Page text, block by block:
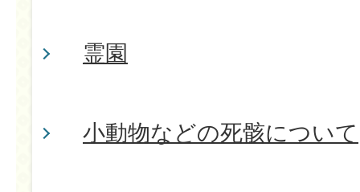
霊園
小動物などの死骸について